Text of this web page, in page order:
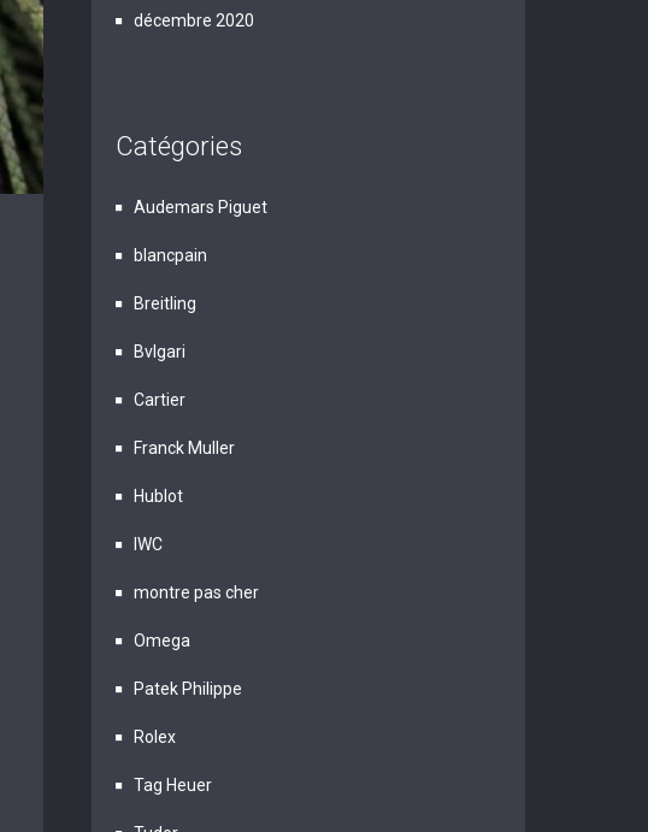
décembre 2020
Catégories
Audemars Piguet
blancpain
Breitling
Bvlgari
Cartier
Franck Muller
Hublot
IWC
montre pas cher
Omega
Patek Philippe
Rolex
Tag Heuer